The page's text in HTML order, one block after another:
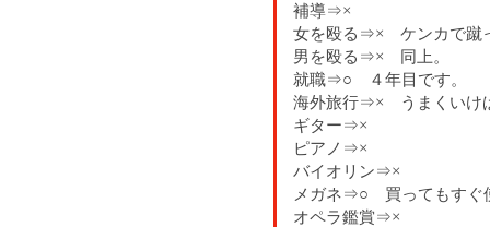
補導⇒×
女を殴る⇒× ケンカで蹴
男を殴る⇒× 同上。
就職⇒○ ４年目です。
海外旅行⇒× うまくいけ
ギター⇒×
ピアノ⇒×
バイオリン⇒×
メガネ⇒○ 買ってもすぐ
オペラ鑑賞⇒×